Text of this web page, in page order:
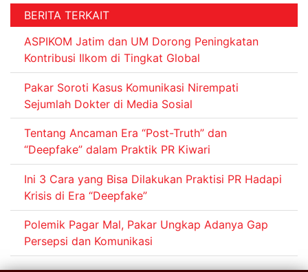
BERITA TERKAIT
ASPIKOM Jatim dan UM Dorong Peningkatan
Kontribusi Ilkom di Tingkat Global
Pakar Soroti Kasus Komunikasi Nirempati
Sejumlah Dokter di Media Sosial
Tentang Ancaman Era “Post-Truth” dan
“Deepfake” dalam Praktik PR Kiwari
Ini 3 Cara yang Bisa Dilakukan Praktisi PR Hadapi
Krisis di Era “Deepfake”
Polemik Pagar Mal, Pakar Ungkap Adanya Gap
Persepsi dan Komunikasi